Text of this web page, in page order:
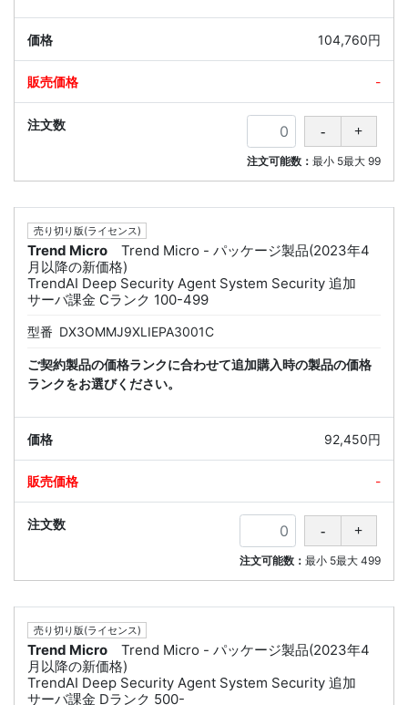
104,760円
-
注文可能数： 最小 5最大 99
売り切り版(ライセンス)
Trend Micro
Trend Micro - パッケージ製品(2023年4
月以降の新価格)
TrendAI Deep Security Agent System Security 追加
サーバ課金 Cランク 100-499
型番 DX3OMMJ9XLIEPA3001C
ご契約製品の価格ランクに合わせて追加購入時の製品の価格
ランクをお選びください。
92,450円
-
注文可能数： 最小 5最大 499
売り切り版(ライセンス)
Trend Micro
Trend Micro - パッケージ製品(2023年4
月以降の新価格)
TrendAI Deep Security Agent System Security 追加
サーバ課金 Dランク 500-